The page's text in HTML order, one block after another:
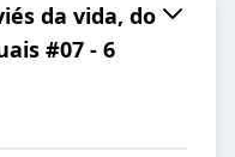
da vida, do
#07 - 6